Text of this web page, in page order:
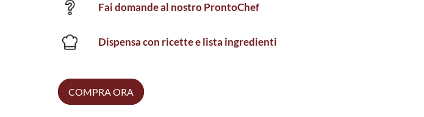
Fai domande al nostro ProntoChef
Dispensa con ricette e lista ingredienti
COMPRA ORA